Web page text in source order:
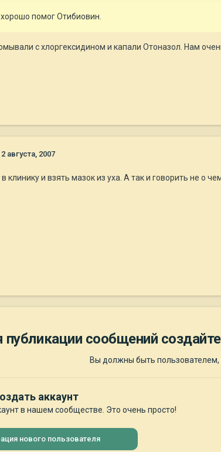
помог Отибиовин.
с хлоргексидином и капали Отоназол. Нам
2 августа, 2007
клинику и взять мазок из уха. А так и говорить не о
публикации сообщений
Вы должны быть
аккаунт
в нашем сообществе. Это очень просто!
нового пользователя